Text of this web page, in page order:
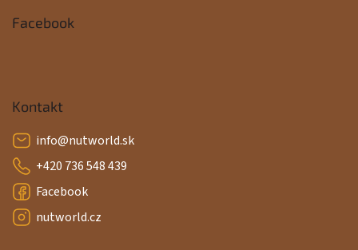
p
e
Facebook
Kontakt
info@nutworld.sk
+420 736 548 439
Facebook
nutworld.cz